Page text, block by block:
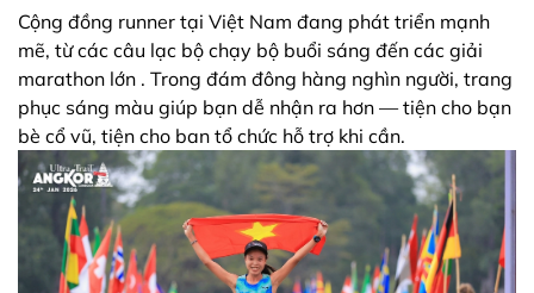
Cộng đồng runner tại Việt Nam đang phát triển mạnh
mẽ, từ các câu lạc bộ chạy bộ buổi sáng đến các giải
marathon lớn . Trong đám đông hàng nghìn người, trang
phục sáng màu giúp bạn dễ nhận ra hơn — tiện cho bạn
bè cổ vũ, tiện cho ban tổ chức hỗ trợ khi cần.